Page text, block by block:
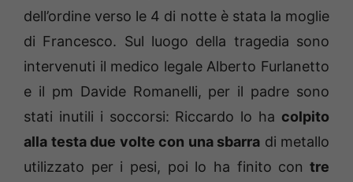
dell’ordine verso le 4 di notte è stata la moglie
di Francesco. Sul luogo della tragedia sono
intervenuti il medico legale Alberto Furlanetto
e il pm Davide Romanelli, per il padre sono
stati inutili i soccorsi: Riccardo lo ha colpito
alla testa due volte con una sbarra di metallo
utilizzato per i pesi, poi lo ha finito con tre